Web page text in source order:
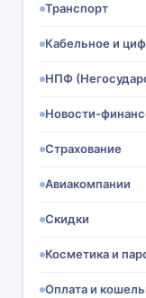
Транспорт
Кабельное и
НПФ
Новости-
Страхование
Авиакомпании
Скидки
Косметика и
Оплата и